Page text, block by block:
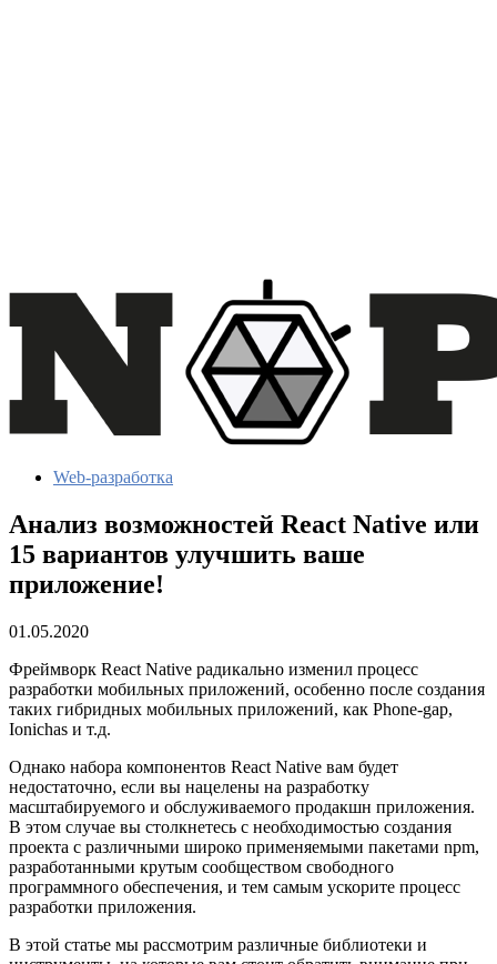
Web-разработка
Анализ возможностей React Native или
15 вариантов улучшить ваше
приложение!
01.05.2020
Фреймворк React Native радикально изменил процесс
разработки мобильных приложений, особенно после создания
таких гибридных мобильных приложений, как Phone-gap,
Ionichas и т.д.
Однако набора компонентов React Native вам будет
недостаточно, если вы нацелены на разработку
масштабируемого и обслуживаемого продакшн приложения.
В этом случае вы столкнетесь с необходимостью создания
проекта с различными широко применяемыми пакетами npm,
разработанными крутым сообществом свободного
программного обеспечения, и тем самым ускорите процесс
разработки приложения.
В этой статье мы рассмотрим различные библиотеки и